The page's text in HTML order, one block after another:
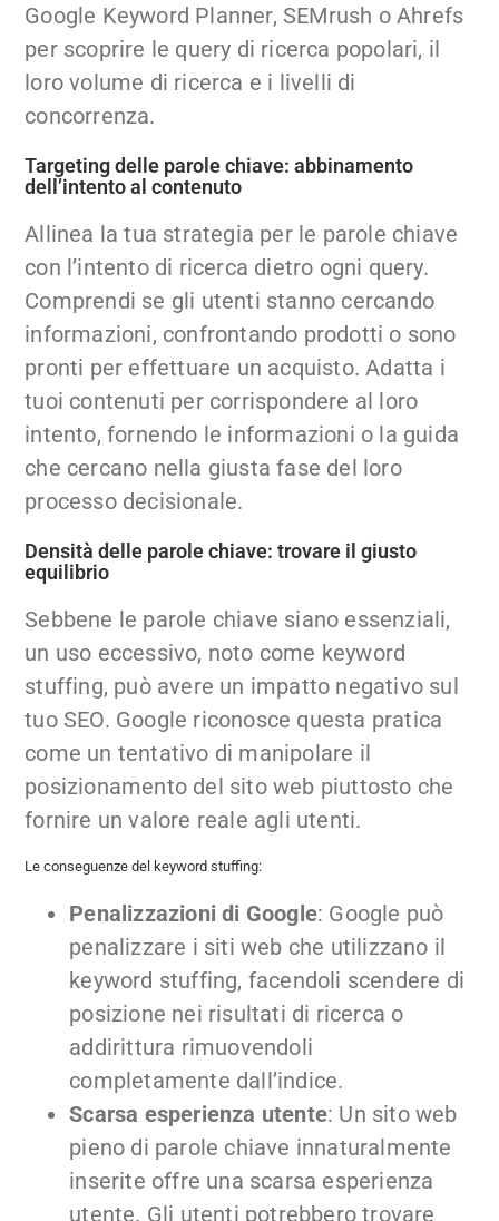
Google Keyword Planner, SEMrush o Ahrefs
per scoprire le query di ricerca popolari, il
loro volume di ricerca e i livelli di
concorrenza.
Targeting delle parole chiave: abbinamento
dell’intento al contenuto
Allinea la tua strategia per le parole chiave
con l’intento di ricerca dietro ogni query.
Comprendi se gli utenti stanno cercando
informazioni, confrontando prodotti o sono
pronti per effettuare un acquisto. Adatta i
tuoi contenuti per corrispondere al loro
intento, fornendo le informazioni o la guida
che cercano nella giusta fase del loro
processo decisionale.
Densità delle parole chiave: trovare il giusto
equilibrio
Sebbene le parole chiave siano essenziali,
un uso eccessivo, noto come keyword
stuffing, può avere un impatto negativo sul
tuo SEO. Google riconosce questa pratica
come un tentativo di manipolare il
posizionamento del sito web piuttosto che
fornire un valore reale agli utenti.
Le conseguenze del keyword stuffing:
Penalizzazioni di Google: Google può
penalizzare i siti web che utilizzano il
keyword stuffing, facendoli scendere di
posizione nei risultati di ricerca o
addirittura rimuovendoli
completamente dall’indice.
Scarsa esperienza utente: Un sito web
pieno di parole chiave innaturalmente
inserite offre una scarsa esperienza
utente. Gli utenti potrebbero trovare